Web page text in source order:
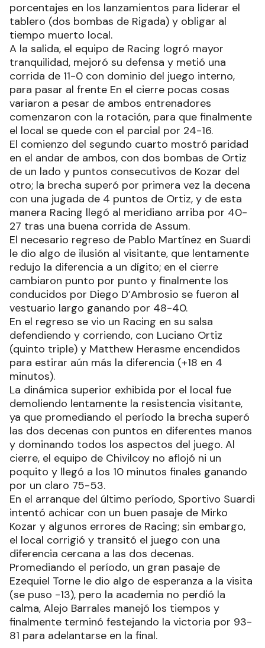
porcentajes en los lanzamientos para liderar el
tablero (dos bombas de Rigada) y obligar al
tiempo muerto local.
A la salida, el equipo de Racing logró mayor
tranquilidad, mejoró su defensa y metió una
corrida de 11-0 con dominio del juego interno,
para pasar al frente En el cierre pocas cosas
variaron a pesar de ambos entrenadores
comenzaron con la rotación, para que finalmente
el local se quede con el parcial por 24-16.
El comienzo del segundo cuarto mostró paridad
en el andar de ambos, con dos bombas de Ortiz
de un lado y puntos consecutivos de Kozar del
otro; la brecha superó por primera vez la decena
con una jugada de 4 puntos de Ortiz, y de esta
manera Racing llegó al meridiano arriba por 40-
27 tras una buena corrida de Assum.
El necesario regreso de Pablo Martínez en Suardi
le dio algo de ilusión al visitante, que lentamente
redujo la diferencia a un dígito; en el cierre
cambiaron punto por punto y finalmente los
conducidos por Diego D’Ambrosio se fueron al
vestuario largo ganando por 48-40.
En el regreso se vio un Racing en su salsa
defendiendo y corriendo, con Luciano Ortiz
(quinto triple) y Matthew Herasme encendidos
para estirar aún más la diferencia (+18 en 4
minutos).
La dinámica superior exhibida por el local fue
demoliendo lentamente la resistencia visitante,
ya que promediando el período la brecha superó
las dos decenas con puntos en diferentes manos
y dominando todos los aspectos del juego. Al
cierre, el equipo de Chivilcoy no aflojó ni un
poquito y llegó a los 10 minutos finales ganando
por un claro 75-53.
En el arranque del último período, Sportivo Suardi
intentó achicar con un buen pasaje de Mirko
Kozar y algunos errores de Racing; sin embargo,
el local corrigió y transitó el juego con una
diferencia cercana a las dos decenas.
Promediando el período, un gran pasaje de
Ezequiel Torne le dio algo de esperanza a la visita
(se puso -13), pero la academia no perdió la
calma, Alejo Barrales manejó los tiempos y
finalmente terminó festejando la victoria por 93-
81 para adelantarse en la final.